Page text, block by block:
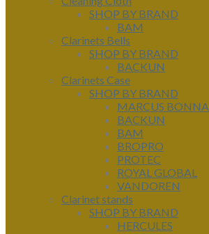
SHOP BY BRAND
BAM
Clarinets Bells
SHOP BY BRAND
BACKUN
Clarinets Case
SHOP BY BRAND
MARCUS BONNA
BACKUN
BAM
BROPRO
PROTEC
ROYAL GLOBAL
VANDOREN
Clarinet stands
SHOP BY BRAND
HERCULES